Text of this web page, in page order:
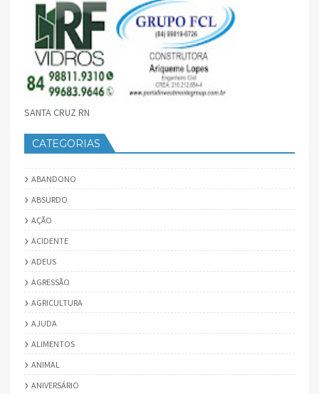
SANTA CRUZ RN
CATEGORIAS
ABANDONO
ABSURDO
AÇÃO
ACIDENTE
ADEUS
AGRESSÃO
AGRICULTURA
AJUDA
ALIMENTOS
ANIMAL
ANIVERSÁRIO